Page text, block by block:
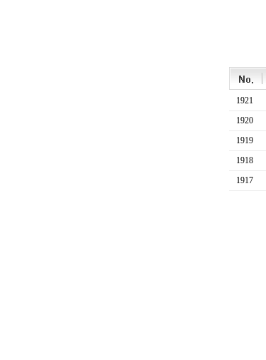
1921
1920
1919
1918
1917